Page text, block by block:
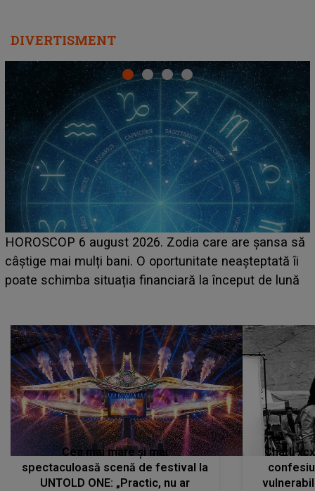
DIVERTISMENT
LINE-UP UNTOLD ONE, prima zi. Cine sunt artiștii
care deschid festivalul și de la ce ore au loc cele mai
așteptate concerte pe scena principală?
Cea mai mare și mai
spectaculoasă scenă de festival la
UNTOLD ONE: „Practic, nu ar
Charli